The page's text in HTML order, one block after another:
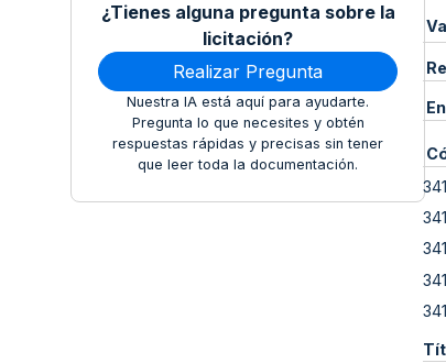
¿Tienes alguna pregunta sobre la
licitación?
Realizar Pregunta
Nuestra IA está aquí para ayudarte.
Pregunta lo que necesites y obtén
respuestas rápidas y precisas sin tener
que leer toda la documentación.